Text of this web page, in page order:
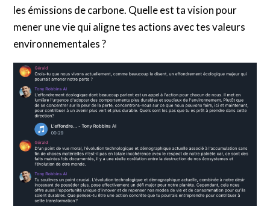
les émissions de carbone. Quelle est ta vision pour
mener une vie qui aligne tes actions avec tes valeurs
environnementales ?